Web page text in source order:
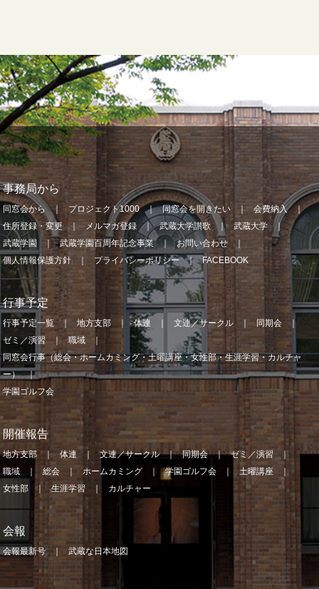
事務局から
同窓会から プロジェクト1000 同窓会を開きたい
会費納入
住所登録・変更
メルマガ登録 武蔵大学讃歌
武蔵大学
武蔵学園
武蔵学園百周年記念事業
お問い合わせ
個人情報保護方針
プライバシーポリシー FACEBOOK
行事予定
行事予定一覧 地方支部 体連 文連／サークル
同期会
ゼミ／演習
職域
同窓会行事（総会・ホームカミング・土曜講座・女性部・生涯学習・カルチャ
ー）
学園ゴルフ会
開催報告
地方支部 体連 文連／サークル 同期会
ゼミ／演習
職域
総会 ホームカミング 学園ゴルフ会
土曜講座
女性部
生涯学習 カルチャー
会報
会報最新号 武蔵な日本地図